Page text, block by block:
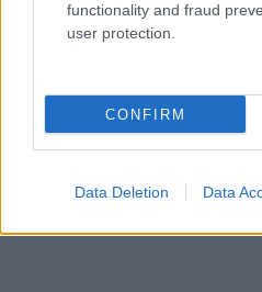
functionality and fraud
user protection.
CONFIRM
Data Deletion Data
Transzparencia és